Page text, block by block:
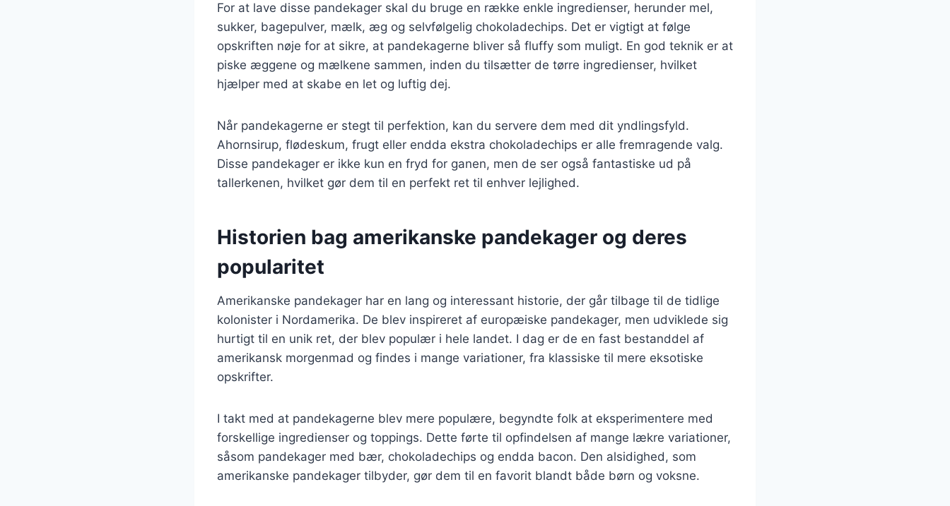
For at lave disse pandekager skal du bruge en række enkle ingredienser, herunder mel,
sukker, bagepulver, mælk, æg og selvfølgelig chokoladechips. Det er vigtigt at følge
opskriften nøje for at sikre, at pandekagerne bliver så fluffy som muligt. En god teknik er at
piske æggene og mælkene sammen, inden du tilsætter de tørre ingredienser, hvilket
hjælper med at skabe en let og luftig dej.
Når pandekagerne er stegt til perfektion, kan du servere dem med dit yndlingsfyld.
Ahornsirup, flødeskum, frugt eller endda ekstra chokoladechips er alle fremragende valg.
Disse pandekager er ikke kun en fryd for ganen, men de ser også fantastiske ud på
tallerkenen, hvilket gør dem til en perfekt ret til enhver lejlighed.
Historien bag amerikanske pandekager og deres
popularitet
Amerikanske pandekager har en lang og interessant historie, der går tilbage til de tidlige
kolonister i Nordamerika. De blev inspireret af europæiske pandekager, men udviklede sig
hurtigt til en unik ret, der blev populær i hele landet. I dag er de en fast bestanddel af
amerikansk morgenmad og findes i mange variationer, fra klassiske til mere eksotiske
opskrifter.
I takt med at pandekagerne blev mere populære, begyndte folk at eksperimentere med
forskellige ingredienser og toppings. Dette førte til opfindelsen af mange lækre variationer,
såsom pandekager med bær, chokoladechips og endda bacon. Den alsidighed, som
amerikanske pandekager tilbyder, gør dem til en favorit blandt både børn og voksne.